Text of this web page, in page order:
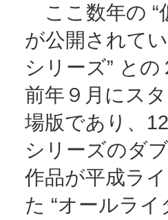
ここ数年の “
が公開されて
シリーズ” との
前年９月にス
場版であり、
シリーズのダ
作品が平成ラ
た “オールラ